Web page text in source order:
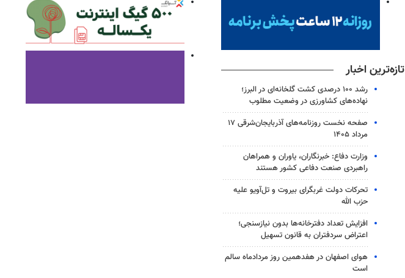
تازه‌ترین اخبار
رشد ۱۰۰ درصدی کشت گلخانه‌ای در البرز؛
نهاده‌های کشاورزی در وضعیت مطلوب
صفحه نخست روزنامه‌های آذربایجان‌شرقی ۱۷
مرداد ۱۴۰۵
وزارت دفاع: خبرنگاران، یاوران و همراهان
راهبردی صنعت دفاعی کشور هستند
تحرکات دولت غربگرای بیروت و تل‌آویو علیه
حزب الله
افزایش تعداد دفترخانه‌ها بدون نیازسنجی؛
اعتراض سردفتران به قانون تسهیل
هوای اصفهان در هفدهمین روز مردادماه سالم
است